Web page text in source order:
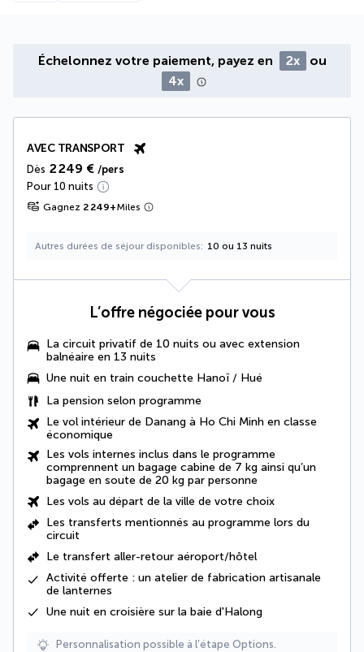
Échelonnez votre paiement, payez en 2x
ou
4x
AVEC TRANSPORT
Dès 2 249 € /pers
Pour 10 nuits
Gagnez 2 249+Miles
Autres durées de séjour disponibles 10 ou 13 nuits
L’offre négociée pour vous
La circuit privatif de 10 nuits ou avec extension
balnéaire en 13 nuits
Une nuit en train couchette Hanoï / Hué
La pension selon programme
Le vol intérieur de Danang à Ho Chi Minh en classe
économique
Les vols internes inclus dans le programme
comprennent un bagage cabine de 7 kg ainsi qu’un
bagage en soute de 20 kg par personne
Les vols au départ de la ville de votre choix
Les transferts mentionnés au programme lors du
circuit
Le transfert aller-retour aéroport/hôtel
Activité offerte : un atelier de fabrication artisanale
de lanternes
Une nuit en croisière sur la baie d'Halong
Personnalisation possible à l’étape Options.